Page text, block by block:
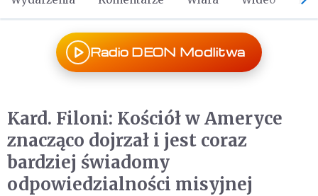
Radio DEON Modlitwa
Kard. Filoni: Kościół w Ameryce
znacząco dojrzał i jest coraz
bardziej świadomy
odpowiedzialności misyjnej